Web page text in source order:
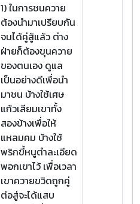
1) ในการชนควาย
ต้องนำมาเปรียบกัน
จนได้คู่สู้แล้ว ต่าง
ฝ่ายก็ต้องขุนควาย
ของตนเอง ดูแล
เป็นอย่างดีเพื่อนำ
มาชน บ้างใช้เศษ
แก้วเสียมเขาทั้ง
สองข้างเพื่อให้
แหลมคม บ้างใช้
พริกขี้หนูตำละเอียด
พอกเขาไว้ เพื่อเวลา
เขาควายขวิดถูกคู่
ต่อสู่จะได้แสบ